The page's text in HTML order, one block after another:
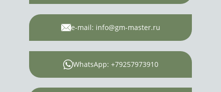
e-mail: info@gm-master.ru
WhatsApp: +79257973910